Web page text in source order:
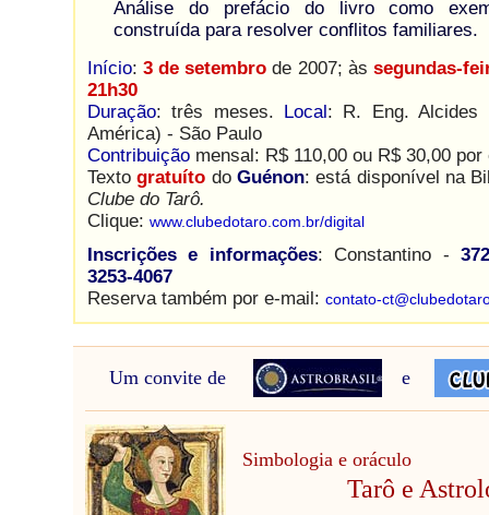
Análise do prefácio do livro como
construída para resolver conflitos familiares.
Início: 3 de setembro de 2007; às segundas-
21h30
Duração: três meses. Local: R. Eng. Alcides
América) - São Paulo
Contribuição mensal: R$ 110,00 ou R$ 30,00 por
Textogratuíto doGuénon: está disponível na
Clube do Tarô.
Clique: www.clubedotaro.com.br/digital
Inscrições e informações: Constantino -
3253-4067
Reserva também por e-mail: contato-
Um convite de e
Simbologia e oráculo
Tarô e